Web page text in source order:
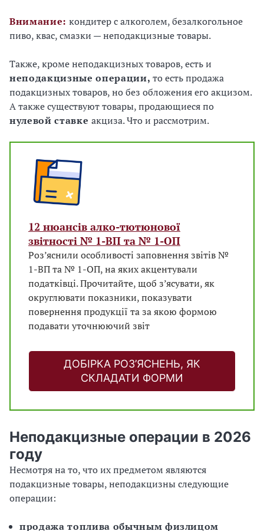
Внимание: кондитер с алкоголем, безалкогольное
пиво, квас, смазки — неподакцизные товары.
Также, кроме неподакцизных товаров, есть и
неподакцизные операции, то есть продажа
подакцизных товаров, но без обложения его акцизом.
А также существуют товары, продающиеся по
нулевой ставке акциза. Что и рассмотрим.
12 нюансів алко-тютюнової
звітності № 1-ВП та № 1-ОП
Роз’яснили особливості заповнення звітів №
1-ВП та № 1-ОП, на яких акцентували
податківці. Прочитайте, щоб з’ясувати, як
округлювати показники, показувати
повернення продукції та за якою формою
подавати уточнюючий звіт
ДОБІРКА РОЗ’ЯСНЕНЬ, ЯК
СКЛАДАТИ ФОРМИ
Неподакцизные операции в 2026
году
Несмотря на то, что их предметом являются
подакцизные товары, неподакцизны следующие
операции:
продажа топлива обычным физлицом